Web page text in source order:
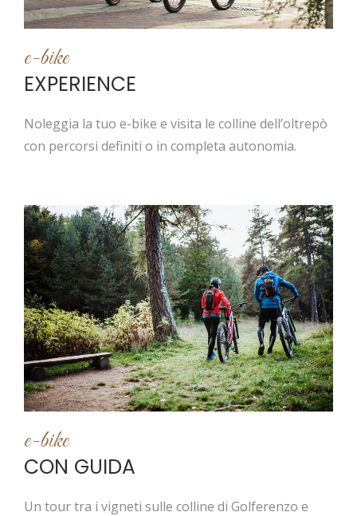
e-bike
EXPERIENCE
Noleggia la tuo e-bike e visita le colline dell’oltrepò
con percorsi definiti o in completa autonomia.
e-bike
CON GUIDA
Un tour tra i vigneti sulle colline di Golferenzo e